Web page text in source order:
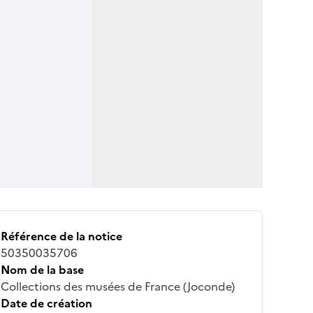
Référence de la notice
50350035706
Nom de la base
Collections des musées de France (Joconde)
Date de création